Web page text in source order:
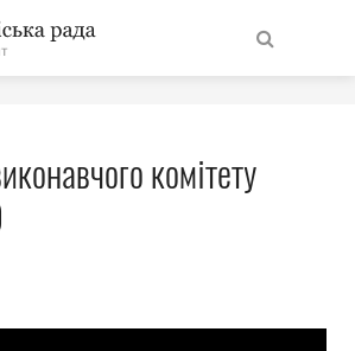
комітету